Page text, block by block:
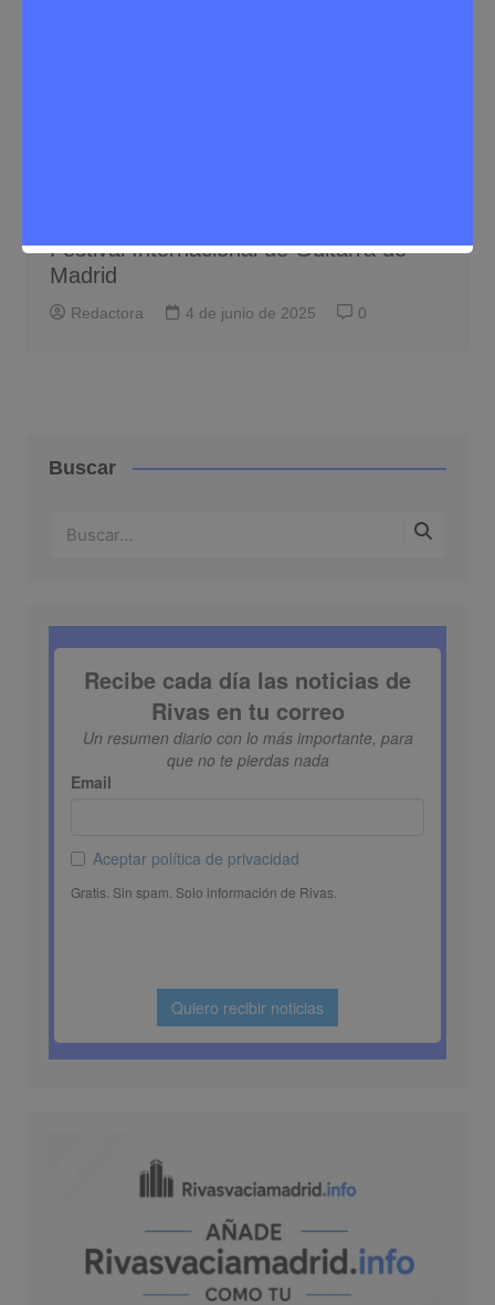
Festival Internacional de Guitarra de
Madrid
Redactora 4 de junio de 2025 0
Buscar